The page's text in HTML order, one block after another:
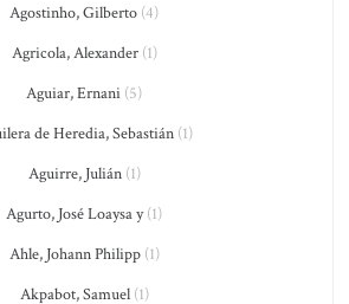
Agostinho, Gilberto (4)
Agricola, Alexander(1)
Aguiar, Ernani (5)
de Heredia, Sebastián(1)
Aguirre, Julián(1)
Agurto, José Loaysa y(1)
Ahle, Johann Philipp(1)
Akpabot, Samuel(1)